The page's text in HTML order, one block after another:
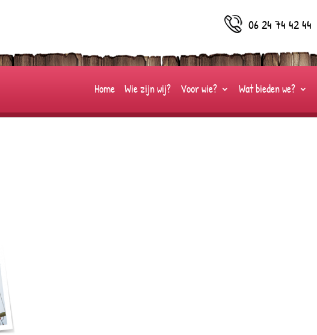
06 24 74 42 44
Home Wie zijn wij? Voor wie? Wat bieden we?